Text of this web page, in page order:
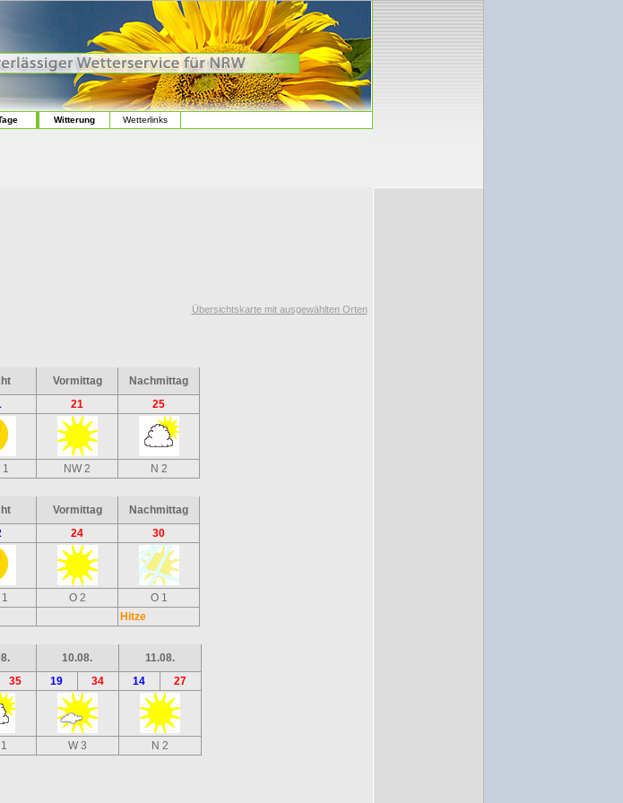
Witterung Wetterlinks
Übersichtskarte mit ausgewählten Orten
Vormittag
Nachmittag
21 25
1 NW 2 N 2
Vormittag
Nachmittag
24 30
1 O 2
O 1
Hitze
10.08.
11.08.
35 19 34 14 27
W 3 N 2